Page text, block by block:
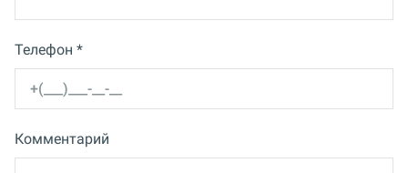
Телефон *
Комментарий